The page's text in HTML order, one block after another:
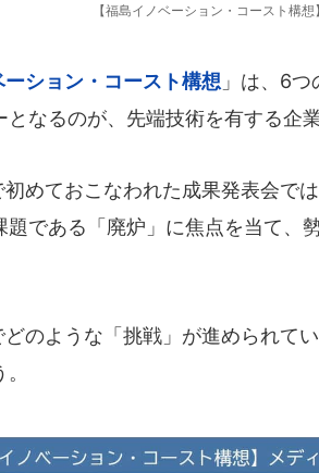
【福島イノベーション・コースト構
ション・コースト構想 」は、6
なるのが、先端技術を有する企業
めておこなわれた成果発表会で
題である「廃炉」に焦点を当て、
のような「挑戦」が進められて